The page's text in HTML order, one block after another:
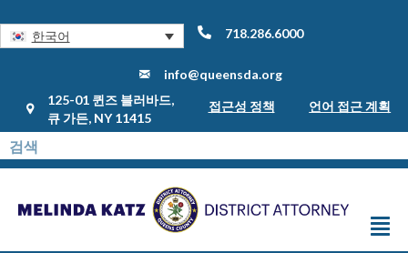
한국어 718.286.6000
info@queensda.org
125-01 퀸즈 블러바드,
큐 가든, NY 11415
접근성 정책 언어 접근 계획